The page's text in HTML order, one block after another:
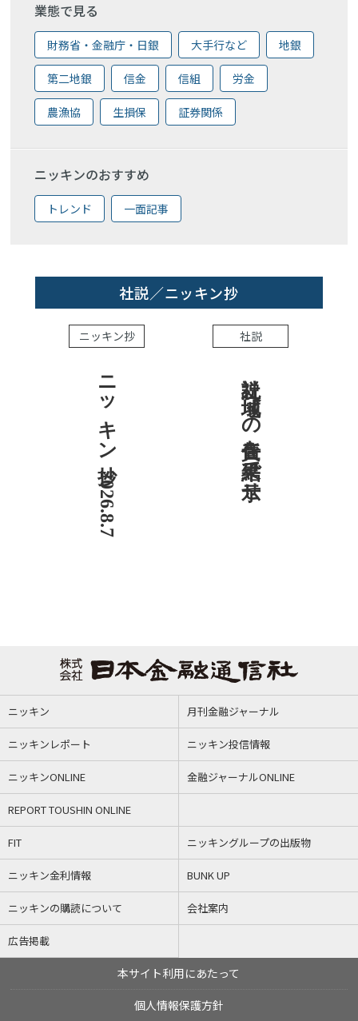
業態で見る
財務省・金融庁・日銀 大手行など 地銀
第二地銀 信金 信組 労金
農漁協 生損保 証券関係
ニッキンのおすすめ
トレンド 一面記事
社説／ニッキン抄
ニッキン抄
ニッキン抄 2026.8.7
社説
社説 地域への責任を結果で示せ
ニッキン 月刊金融ジャーナル
ニッキンレポート ニッキン投信情報
ニッキンONLINE 金融ジャーナルONLINE
REPORT TOUSHIN ONLINE
FIT ニッキングループの出版物
ニッキン金利情報 BUNK UP
ニッキンの購読について 会社案内
広告掲載
本サイト利用にあたって
個人情報保護方針